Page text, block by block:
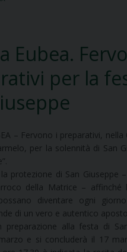
Eubea.
per la
– Fervono i preparativi, nella
per la solennità di San
protezione di San Giuseppe
della Matrice – affinché
diventare ogni
di un vero e autentico
preparazione alla festa di
e si concluderà il 17